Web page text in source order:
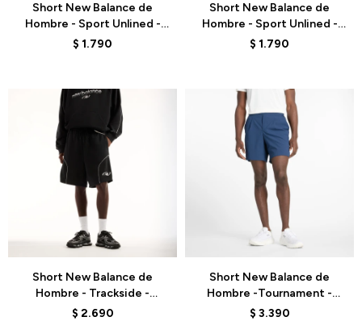
Short New Balance de
Hombre - Sport Unlined -
MB62E3PDNNY - BLUE
$ 1.790
Short New Balance de
Hombre - Sport Unlined -
MB62E3PDBK - BLACK
$ 1.790
Short New Balance de
Hombre - Trackside -
MB62S8AABK - BLACK
$ 2.690
Short New Balance de
Hombre -Tournament -
MS41401ABZ - PURPLE
$ 3.390